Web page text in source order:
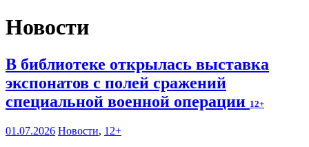
Новости
В библиотеке открылась выставка
экспонатов с полей сражений
специальной военной операции 12+
01.07.2026 Новости, 12+